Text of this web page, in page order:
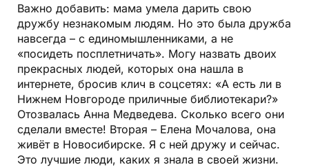
Важно добавить: мама умела дарить свою
дружбу незнакомым людям. Но это была дружба
навсегда – с единомышленниками, а не
«посидеть посплетничать». Могу назвать двоих
прекрасных людей, которых она нашла в
интернете, бросив клич в соцсетях: «А есть ли в
Нижнем Новгороде приличные библиотекари?»
Отозвалась Анна Медведева. Сколько всего они
сделали вместе! Вторая – Елена Мочалова, она
живёт в Новосибирске. Я с ней дружу и сейчас.
Это лучшие люди, каких я знала в своей жизни.